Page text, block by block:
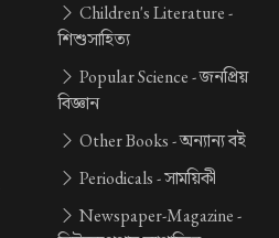
Children's Literature -
শিশুসাহিত্য
Popular Science -জনপ্রিয়
বিজ্ঞান
Other Books -অন্যান্য বই
Periodicals -সাময়িকী
Newspaper-Magazine -